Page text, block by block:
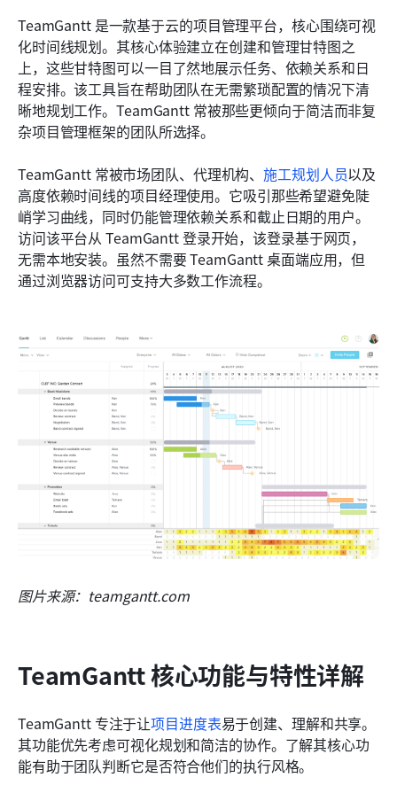
TeamGantt 是一款基于云的项目管理平台，核心围绕可视
化时间线规划。其核心体验建立在创建和管理甘特图之
上，这些甘特图可以一目了然地展示任务、依赖关系和日
程安排。该工具旨在帮助团队在无需繁琐配置的情况下清
晰地规划工作。TeamGantt 常被那些更倾向于简洁而非复
杂项目管理框架的团队所选择。
TeamGantt 常被市场团队、代理机构、施工规划人员以及
高度依赖时间线的项目经理使用。它吸引那些希望避免陡
峭学习曲线，同时仍能管理依赖关系和截止日期的用户。
访问该平台从 TeamGantt 登录开始，该登录基于网页，
无需本地安装。虽然不需要 TeamGantt 桌面端应用，但
通过浏览器访问可支持大多数工作流程。
图片来源：teamgantt.com
TeamGantt 核心功能与特性详解
TeamGantt 专注于让项目进度表易于创建、理解和共享。
其功能优先考虑可视化规划和简洁的协作。了解其核心功
能有助于团队判断它是否符合他们的执行风格。